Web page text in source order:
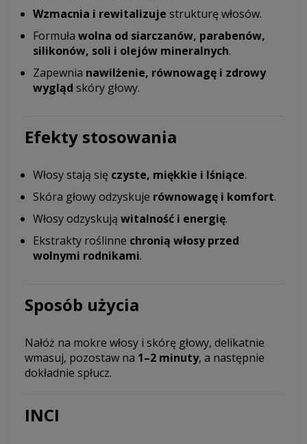
Wzmacnia i rewitalizuje strukturę włosów.
Formuła wolna od siarczanów, parabenów,
silikonów, soli i olejów mineralnych.
Zapewnia nawilżenie, równowagę i zdrowy
wygląd skóry głowy.
Efekty stosowania
Włosy stają się czyste, miękkie i lśniące.
Skóra głowy odzyskuje równowagę i komfort.
Włosy odzyskują witalność i energię.
Ekstrakty roślinne chronią włosy przed
wolnymi rodnikami.
Sposób użycia
Nałóż na mokre włosy i skórę głowy, delikatnie
wmasuj, pozostaw na 1–2 minuty, a następnie
dokładnie spłucz.
INCI